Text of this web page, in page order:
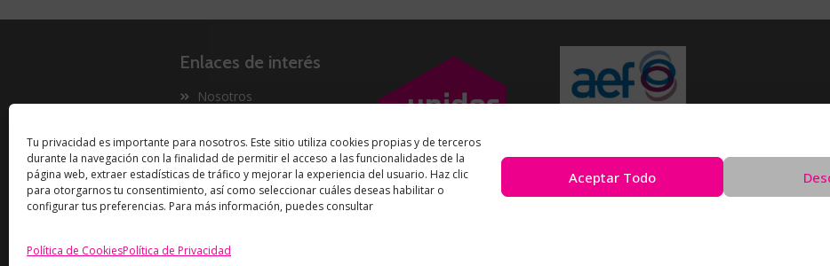
Tu privacidad es importante para nosotros. Este sitio utiliza cookies propias y de terceros
durante la navegación con la finalidad de permitir el acceso a las funcionalidades de la
página web, extraer estadísticas de tráfico y mejorar la experiencia del usuario. Haz clic
para otorgarnos tu consentimiento, así como seleccionar cuáles deseas habilitar o
configurar tus preferencias. Para más información, puedes consultar
Aceptar Todo
Política de CookiesPolítica de Privacidad
Enlaces de interés
Nosotros
Innovación
Now